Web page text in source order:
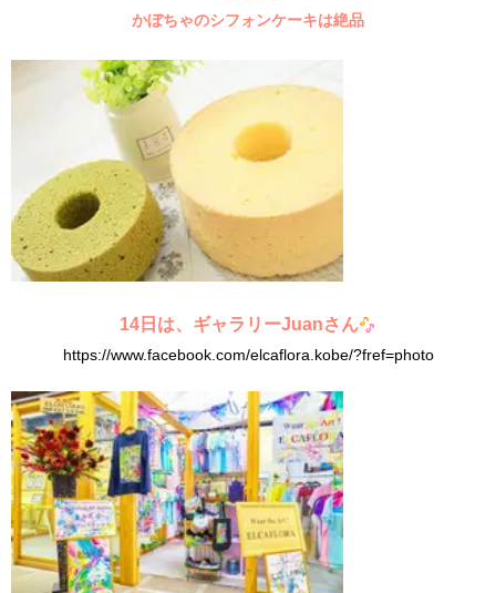
かぼちゃのシフォンケーキは絶品
14日は、ギャラリーJuanさん
https://www.facebook.com/elcaflora.kobe/?fref=photo